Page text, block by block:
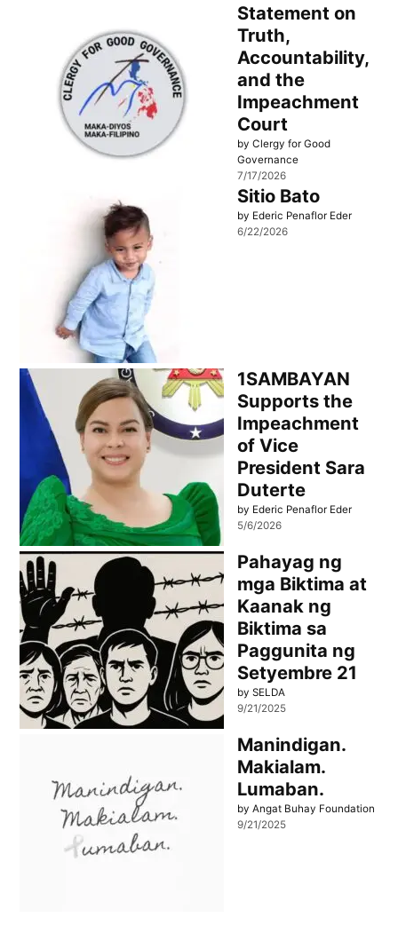
Statement on
Truth,
Accountability,
and the
Impeachment
Court
by Clergy for Good
Governance
7/17/2026
Sitio Bato
by Ederic Penaflor Eder
6/22/2026
1SAMBAYAN
Supports the
Impeachment
of Vice
President Sara
Duterte
by Ederic Penaflor Eder
5/6/2026
Pahayag ng
mga Biktima at
Kaanak ng
Biktima sa
Paggunita ng
Setyembre 21
by SELDA
9/21/2025
Manindigan.
Makialam.
Lumaban.
by Angat Buhay Foundation
9/21/2025